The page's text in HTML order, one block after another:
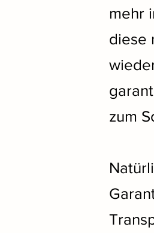
mehr
diese
zum